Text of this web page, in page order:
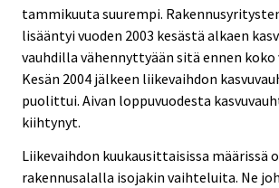
tammikuuta suurempi.
lisääntyi vuoden 2003 kesästä alkaen
vauhdilla vähennyttyään sitä ennen koko
Kesän 2004 jälkeen liikevaihdon
puolittui. Aivan loppuvuodesta
kiihtynyt.
Liikevaihdon kuukausittaisissa määrissä
rakennusalalla isojakin vaihteluita. Ne